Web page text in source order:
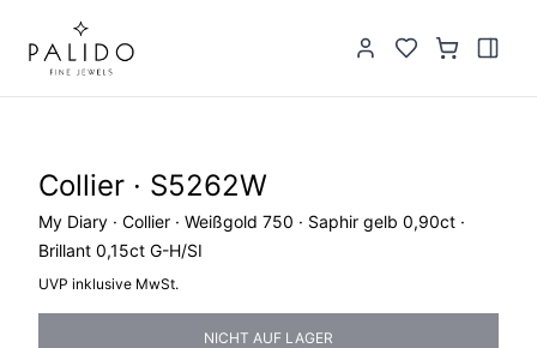
Collier · S5262W
My Diary · Collier · Weißgold 750 · Saphir gelb 0,90ct ·
Brillant 0,15ct G-H/SI
UVP inklusive MwSt.
NICHT AUF LAGER